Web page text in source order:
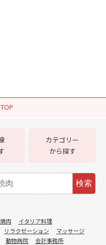
カテゴリー
から探す
検索
焼肉
イタリア料理
リラクゼーション
マッサージ
動物病院
会計事務所